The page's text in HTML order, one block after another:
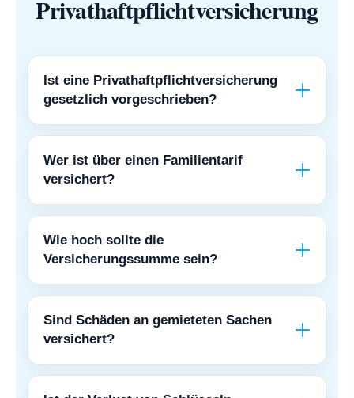
Privathaftpflichtversicherung
Ist eine Privathaftpflichtversicherung
gesetzlich vorgeschrieben?
Wer ist über einen Familientarif
versichert?
Wie hoch sollte die
Versicherungssumme sein?
Sind Schäden an gemieteten Sachen
versichert?